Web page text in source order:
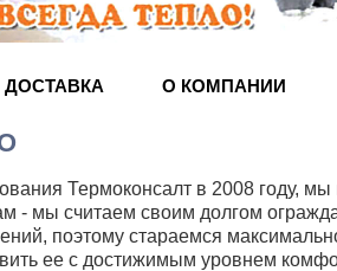
ДОСТАВКА О КОМПАНИИ
Термоконсалт в 2008 году, мы
- мы считаем своим долгом
поэтому стараемся
ее с достижимым уровнем